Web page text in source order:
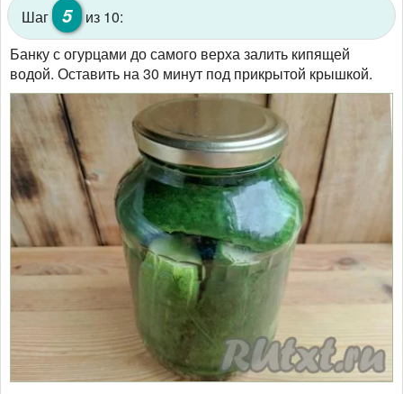
Шаг 5
из 10:
Банку с огурцами до самого верха залить кипящей
водой. Оставить на 30 минут под прикрытой крышкой.